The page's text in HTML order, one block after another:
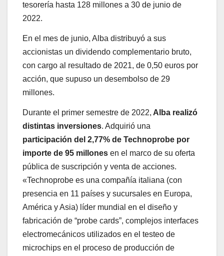
tesorería hasta 128 millones a 30 de junio de
2022.
En el mes de junio, Alba distribuyó a sus
accionistas un dividendo complementario bruto,
con cargo al resultado de 2021, de 0,50 euros por
acción, que supuso un desembolso de 29
millones.
Durante el primer semestre de 2022, Alba realizó
distintas inversiones. Adquirió una
participación del 2,77% de Technoprobe por
importe de 95 millones en el marco de su oferta
pública de suscripción y venta de acciones.
«Technoprobe es una compañía italiana (con
presencia en 11 países y sucursales en Europa,
América y Asia) líder mundial en el diseño y
fabricación de “probe cards”, complejos interfaces
electromecánicos utilizados en el testeo de
microchips en el proceso de producción de